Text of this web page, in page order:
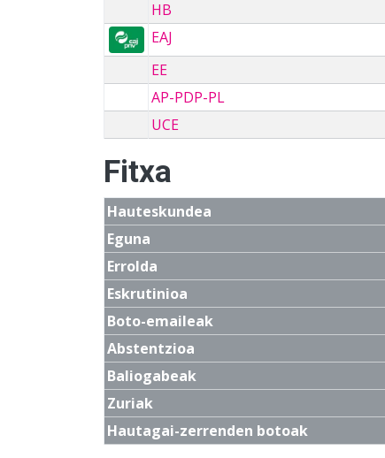
HB
EAJ
EE
AP-PDP-PL
UCE
Fitxa
Hauteskundea
Eguna
Errolda
Eskrutinioa
Boto-emaileak
Abstentzioa
Baliogabeak
Zuriak
Hautagai-zerrenden botoak